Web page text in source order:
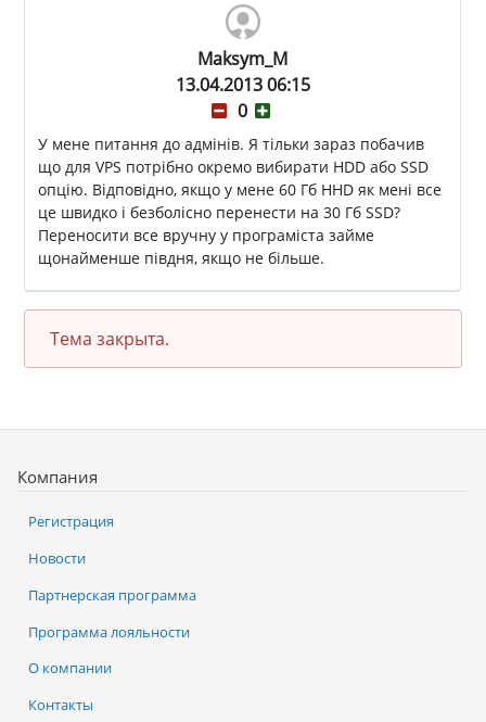
Maksym_M
13.04.2013 06:15
0
У мене питання до адмінів. Я тільки зараз побачив
що для VPS потрібно окремо вибирати HDD або SSD
опцію. Відповідно, якщо у мене 60 Гб HHD як мені все
це швидко і безболісно перенести на 30 Гб SSD?
Переносити все вручну у програміста займе
щонайменше півдня, якщо не більше.
Тема закрыта.
Компания
Регистрация
Новости
Партнерская программа
Программа лояльности
О компании
Контакты